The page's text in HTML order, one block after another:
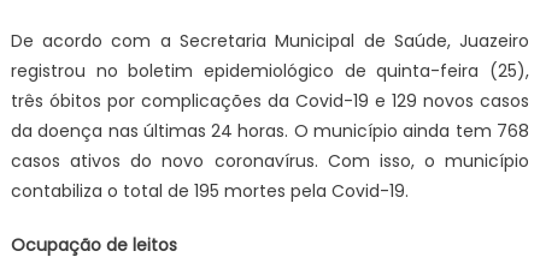
De acordo com a Secretaria Municipal de Saúde, Juazeiro
registrou no boletim epidemiológico de quinta-feira (25),
três óbitos por complicações da Covid-19 e 129 novos casos
da doença nas últimas 24 horas. O município ainda tem 768
casos ativos do novo coronavírus. Com isso, o município
contabiliza o total de 195 mortes pela Covid-19.
Ocupação de leitos